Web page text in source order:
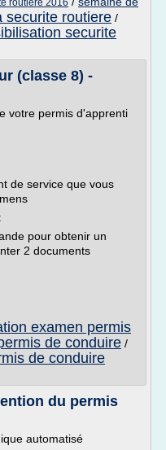
routiere 2016
securite routiere /
securite
(classe 8) -
votre permis d'apprenti
de service que vous
pour obtenir un
2 documents
examen permis
de conduire /
de conduire
du permis
automatisé